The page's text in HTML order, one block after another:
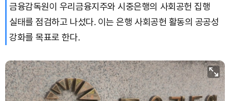
Bitcoin (BTC) ₩ 91,753,546 (+0.31%)
금융감독원이 우리금융지주와 시중은행의 사회공헌 집행
실태를 점검하고 나섰다. 이는 은행 사회공헌 활동의 공공성
강화를 목표로 한다.